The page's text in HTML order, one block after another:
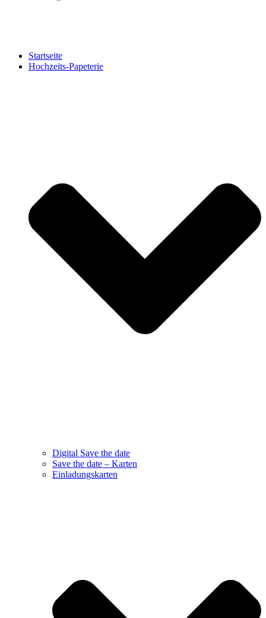
Startseite
Hochzeits-Papeterie
Digital Save the date
Save the date – Karten
Einladungskarten